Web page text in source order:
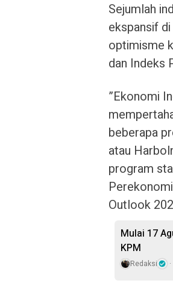
Sejumlah
ekspansif
optimisme
dan Indeks
”Ekonomi
beberapa
atau
program
Outlook
Mulai 17
KPM
Redaksi